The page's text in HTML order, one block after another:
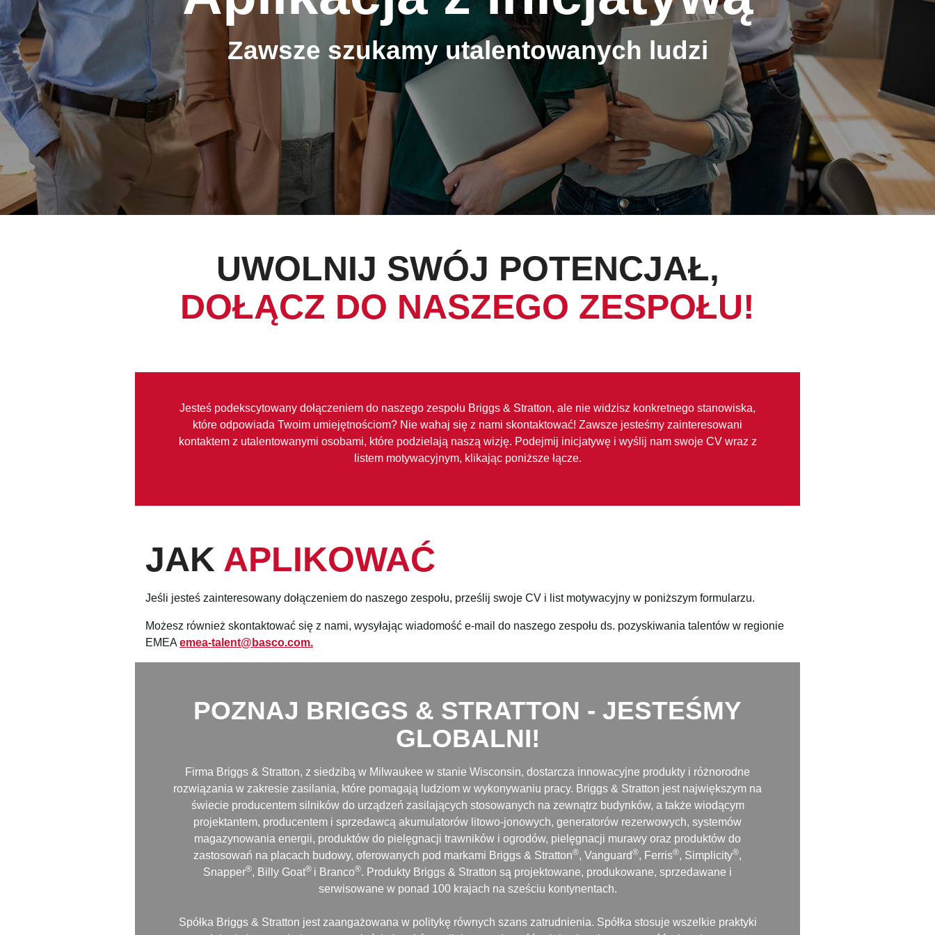
Zawsze szukamy utalentowanych ludzi
UWOLNIJ SWÓJ POTENCJAŁ,
DOŁĄCZ DO NASZEGO ZESPOŁU!
Jesteś podekscytowany dołączeniem do naszego zespołu Briggs & Stratton, ale nie widzisz konkretnego stanowiska,
które odpowiada Twoim umiejętnościom? Nie wahaj się z nami skontaktować! Zawsze jesteśmy zainteresowani
kontaktem z utalentowanymi osobami, które podzielają naszą wizję. Podejmij inicjatywę i wyślij nam swoje CV wraz z
listem motywacyjnym, klikając poniższe łącze.
JAK APLIKOWAĆ
Jeśli jesteś zainteresowany dołączeniem do naszego zespołu, prześlij swoje CV i list motywacyjny w poniższym formularzu.
Możesz również skontaktować się z nami, wysyłając wiadomość e-mail do naszego zespołu ds. pozyskiwania talentów w regionie
EMEA emea-talent@basco.com.
POZNAJ BRIGGS & STRATTON - JESTEŚMY
GLOBALNI!
Firma Briggs & Stratton, z siedzibą w Milwaukee w stanie Wisconsin, dostarcza innowacyjne produkty i różnorodne
rozwiązania w zakresie zasilania, które pomagają ludziom w wykonywaniu pracy. Briggs & Stratton jest największym na
świecie producentem silników do urządzeń zasilających stosowanych na zewnątrz budynków, a także wiodącym
projektantem, producentem i sprzedawcą akumulatorów litowo-jonowych, generatorów rezerwowych, systemów
magazynowania energii, produktów do pielęgnacji trawników i ogrodów, pielęgnacji murawy oraz produktów do
zastosowań na placach budowy, oferowanych pod markami Briggs & Stratton®, Vanguard®, Ferris®, Simplicity®,
Snapper®, Billy Goat® i Branco®. Produkty Briggs & Stratton są projektowane, produkowane, sprzedawane i
serwisowane w ponad 100 krajach na sześciu kontynentach.
Spółka Briggs & Stratton jest zaangażowana w politykę równych szans zatrudnienia. Spółka stosuje wszelkie praktyki